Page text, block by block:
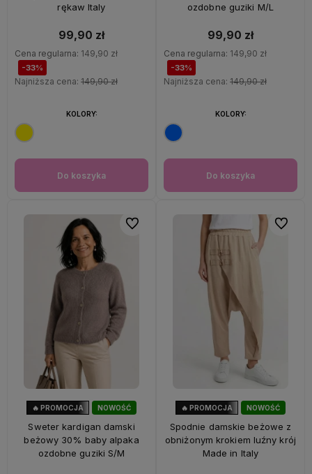
rękaw Italy
99,90 zł
Cena regularna: 149,90 zł
-33%
Najniższa cena: 149,90 zł
Do koszyka
KOLORY:
ozdobne guziki M/L
99,90 zł
Cena regularna: 149,90 zł
-33%
Najniższa cena: 149,90 zł
Do koszyka
KOLORY:
NOWOŚĆ
🔥 PROMOCJA
Sweter kardigan damski
beżowy 30% baby alpaka
ozdobne guziki S/M
Do ulubionych
NOWOŚĆ
🔥 PROMOCJA
Spodnie damskie beżowe z
obniżonym krokiem luźny krój
Made in Italy
Do